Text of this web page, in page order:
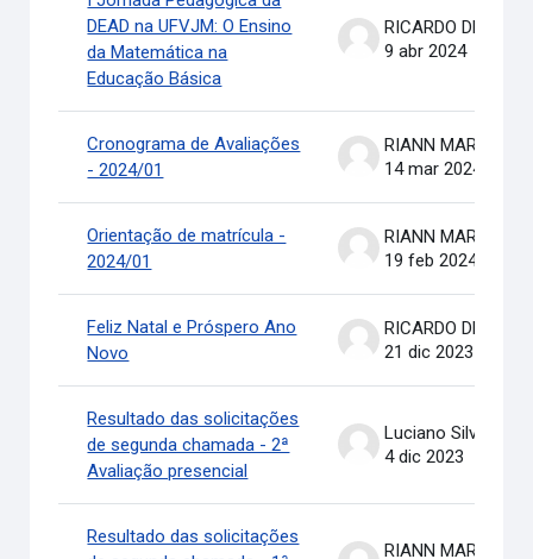
DEAD na UFVJM: O Ensino
da Matemática na
Educação Básica
9 abr 2024
Cronograma de Avaliações
- 2024/01
14 mar 2024
Orientação de matrícula -
2024/01
19 feb 2024
Feliz Natal e Próspero Ano
Novo
21 dic 2023
Resultado das solicitações
de segunda chamada - 2ª
Avaliação presencial
Luciano Silva
4 dic 2023
Resultado das solicitações